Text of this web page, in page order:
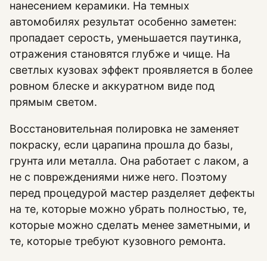
нанесением керамики. На темных
автомобилях результат особенно заметен:
пропадает серость, уменьшается паутинка,
отражения становятся глубже и чище. На
светлых кузовах эффект проявляется в более
ровном блеске и аккуратном виде под
прямым светом.
Восстановительная полировка не заменяет
покраску, если царапина прошла до базы,
грунта или металла. Она работает с лаком, а
не с повреждениями ниже него. Поэтому
перед процедурой мастер разделяет дефекты
на те, которые можно убрать полностью, те,
которые можно сделать менее заметными, и
те, которые требуют кузовного ремонта.